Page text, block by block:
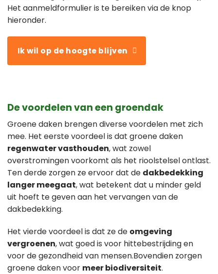
Het aanmeldformulier is te bereiken via de knop
hieronder.
Ik wil op de hoogte blijven
De voordelen van een groendak
Groene daken brengen diverse voordelen met zich
mee. Het eerste voordeel is dat groene daken
regenwater vasthouden, wat zowel
overstromingen voorkomt als het rioolstelsel ontlast.
Ten derde zorgen ze ervoor dat de dakbedekking
langer meegaat, wat betekent dat u minder geld
uit hoeft te geven aan het vervangen van de
dakbedekking.
Het vierde voordeel is dat ze de omgeving
vergroenen, wat goed is voor hittebestrijding en
voor de gezondheid van mensen.Bovendien zorgen
groene daken voor meer biodiversiteit.